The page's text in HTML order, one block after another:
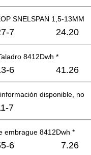
SNELSPAN 1,5-13MM
7 24.20
8412Dwh *
6 41.26
disponible, no
7
embrague 8412Dwh *
6 7.26